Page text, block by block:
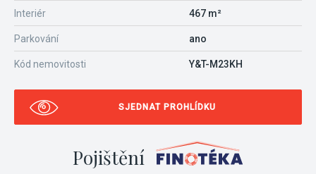
Interiér 467 m²
Parkování ano
Kód nemovitosti Y&T-M23KH
SJEDNAT PROHLÍDKU
Pojištění